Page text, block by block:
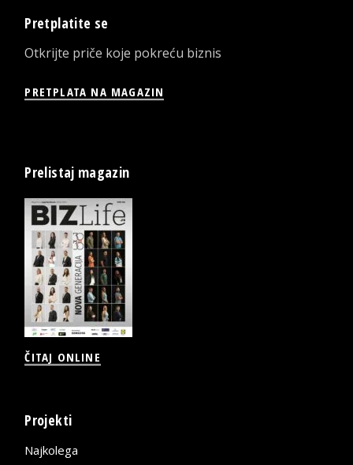
Pretplatite se
Otkrijte priče koje pokreću biznis
PRETPLATA NA MAGAZIN
Prelistaj magazin
ČITAJ ONLINE
Projekti
Najkolega